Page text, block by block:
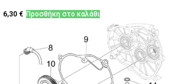
6,30 € Προσθήκη στο καλάθι